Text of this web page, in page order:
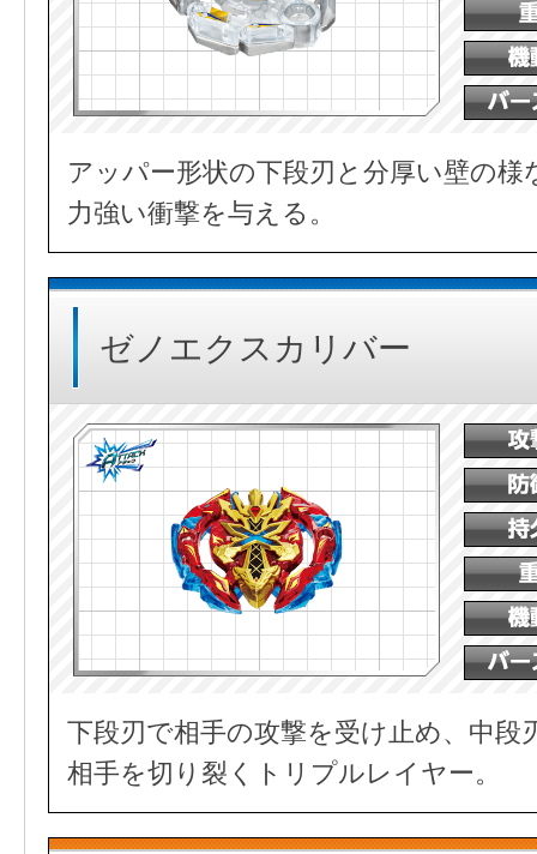
アッパー形状の下段刃と分厚い壁の
力強い衝撃を与える。
ゼノエクスカリバー
下段刃で相手の攻撃を受け止め、中段
相手を切り裂くトリプルレイヤー。